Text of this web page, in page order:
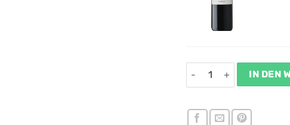
Festliche IN DEN